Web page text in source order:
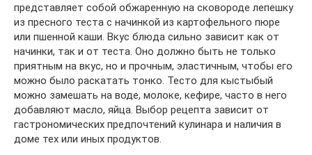
представляет собой обжаренную на сковороде лепешку
из пресного теста с начинкой из картофельного пюре
или пшенной каши. Вкус блюда сильно зависит как от
начинки, так и от теста. Оно должно быть не только
приятным на вкус, но и прочным, эластичным, чтобы его
можно было раскатать тонко. Тесто для кыстыбый
можно замешать на воде, молоке, кефире, часто в него
добавляют масло, яйца. Выбор рецепта зависит от
гастрономических предпочтений кулинара и наличия в
доме тех или иных продуктов.